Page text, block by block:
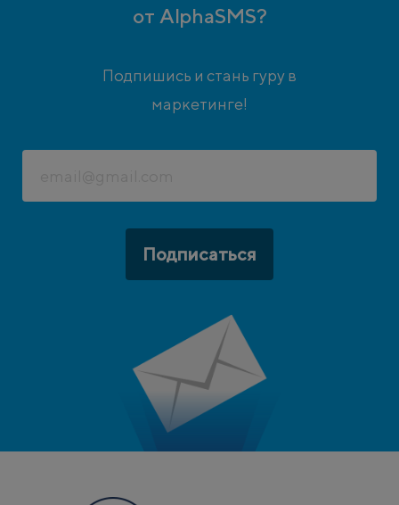
от AlphaSMS?
Подпишись и стань гуру в
маркетинге!
Подписаться